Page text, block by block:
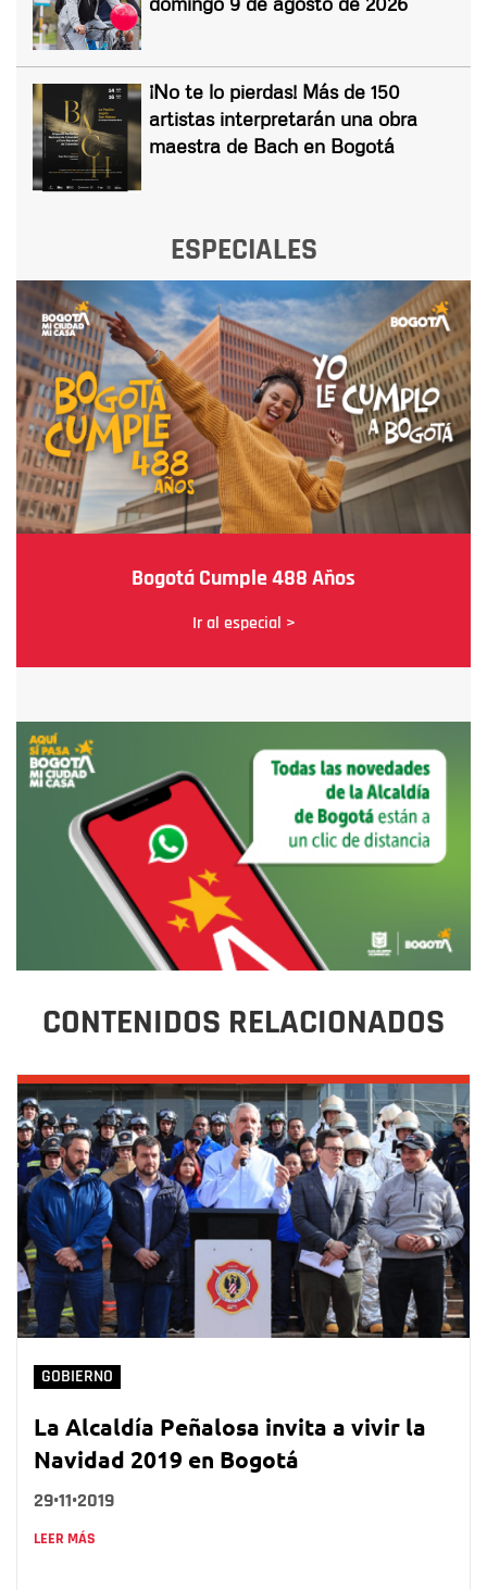
¡No te lo pierdas! Más de 150
artistas interpretarán una obra
maestra de Bach en Bogotá
ESPECIALES
Bogotá Cumple 488 Años
Ir al especial >
CONTENIDOS RELACIONADOS
GOBIERNO
La Alcaldía Peñalosa invita a vivir la
Navidad 2019 en Bogotá
29•11•2019
LEER MÁS